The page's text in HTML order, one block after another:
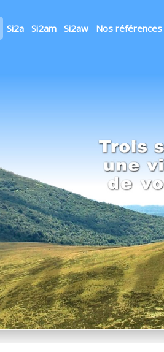
Si2a Si2am Si2aw Nos références